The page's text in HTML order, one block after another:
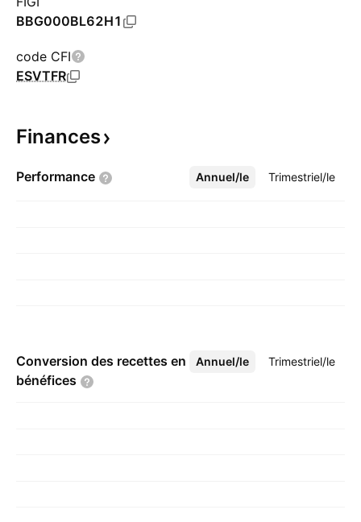
BBG000BL62H1
code CFI
ESVTFR
Finances
Performance Annuel/le Trimestriel/le
Plus
Conversion des recettes en
bénéfices
Annuel/le Trimestriel/le
Plus